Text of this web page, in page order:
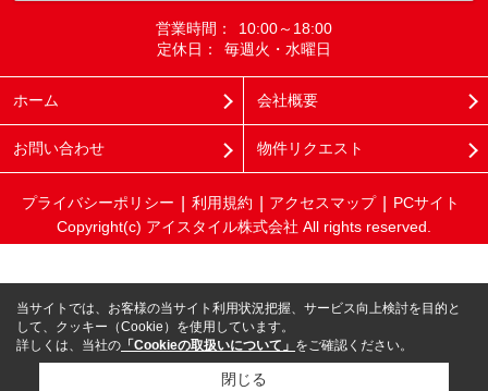
営業時間：
10:00～18:00
定休日：
毎週火・水曜日
ホーム 会社概要
お問い合わせ 物件リクエスト
プライバシーポリシー 利用規約 アクセスマップ
PCサイト
Copyright(c) アイスタイル株式会社 All rights reserved.
当サイトでは、お客様の当サイト利用状況把握、サービス向上検討を目的と
して、クッキー（Cookie）を使用しています。
詳しくは、当社の 「Cookieの取扱いについて」 をご確認ください。
閉じる